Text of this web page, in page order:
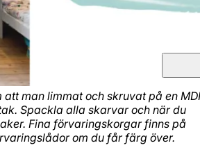
man limmat och skruvat på en
Spackla alla skarvar och när du
Fina förvaringskorgar finns på
om du får färg över.